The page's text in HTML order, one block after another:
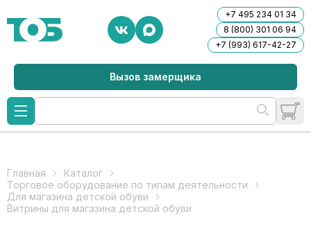
+7 495 234 01 34
8 (800) 301 06 94
+7 (993) 617-42-27
Вызов замерщика
Главная
Каталог
Торговое оборудование по типам деятельности
Для магазина детской обуви
Витрины для магазина детской обуви